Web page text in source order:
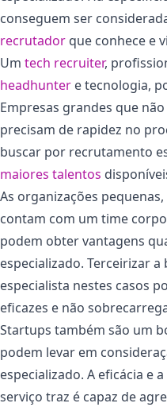
conseguem ser
recrutador que conhece e
Um tech recruiter,
headhunter e tecnologia,
Empresas grandes que
precisam de rapidez no
buscar por recrutamento
maiores talentos
As organizações
contam com um time
podem obter vantagens
especializado. Terceirizar
especialista nestes casos
eficazes e não
Startups também são um
podem levar em
especializado. A eficácia e
serviço traz é capaz de